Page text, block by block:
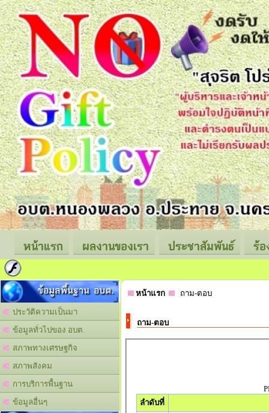
หน้าแรก ผลงานของเรา ประชาสัมพันธ์ ร้
ข้อมูลพื้นฐาน อบต.
ประวัติความเป็นมา
ข้อมูลทั่วไปของ อบต.
สภาพทางเศรษฐกิจ
สภาพสังคม
การบริการพื้นฐาน
ข้อมูลอื่นๆ
หน้าแรก ถาม-ตอบ
ถาม-ตอบ
ลำดับที่